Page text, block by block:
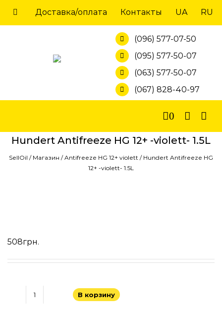
Доставка/оплата Контакты UA RU
(096) 577-07-50
(095) 577-50-07
(063) 577-50-07
(067) 828-40-97
0
Hundert Antifreeze HG 12+ -violett- 1.5L
SellOil / Магазин /Antifreeze HG 12+ violett / Hundert Antifreeze HG
12+ -violett- 1.5L
508грн.
Количество
В корзину